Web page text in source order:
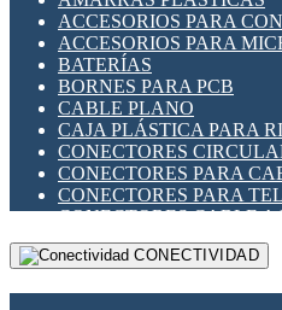
INDICADORES PARA
INTERFACES DE RELÉ
INTERRUPTORES FIN
LLAVES
MEDIDORES DE
MOTORES PASO A PASO
PANTALLAS HMI
PLC -
PROGRAMADORES DE
RELÉS DE PROTECCIÓN
SENSORES CAPACITIVOS
ACCESORIOS PARA
ACCESORIOS PARA
BATERÍAS
BORNES PARA PCB
CABLE PLANO
CAJA PLÁSTICA PARA
CONECTORES
CONECTORES PARA
CONECTORES PARA
CONECTORES CABLE A
CONECTORES PCB A
DIP SWITCHESCONECTIVIDAD